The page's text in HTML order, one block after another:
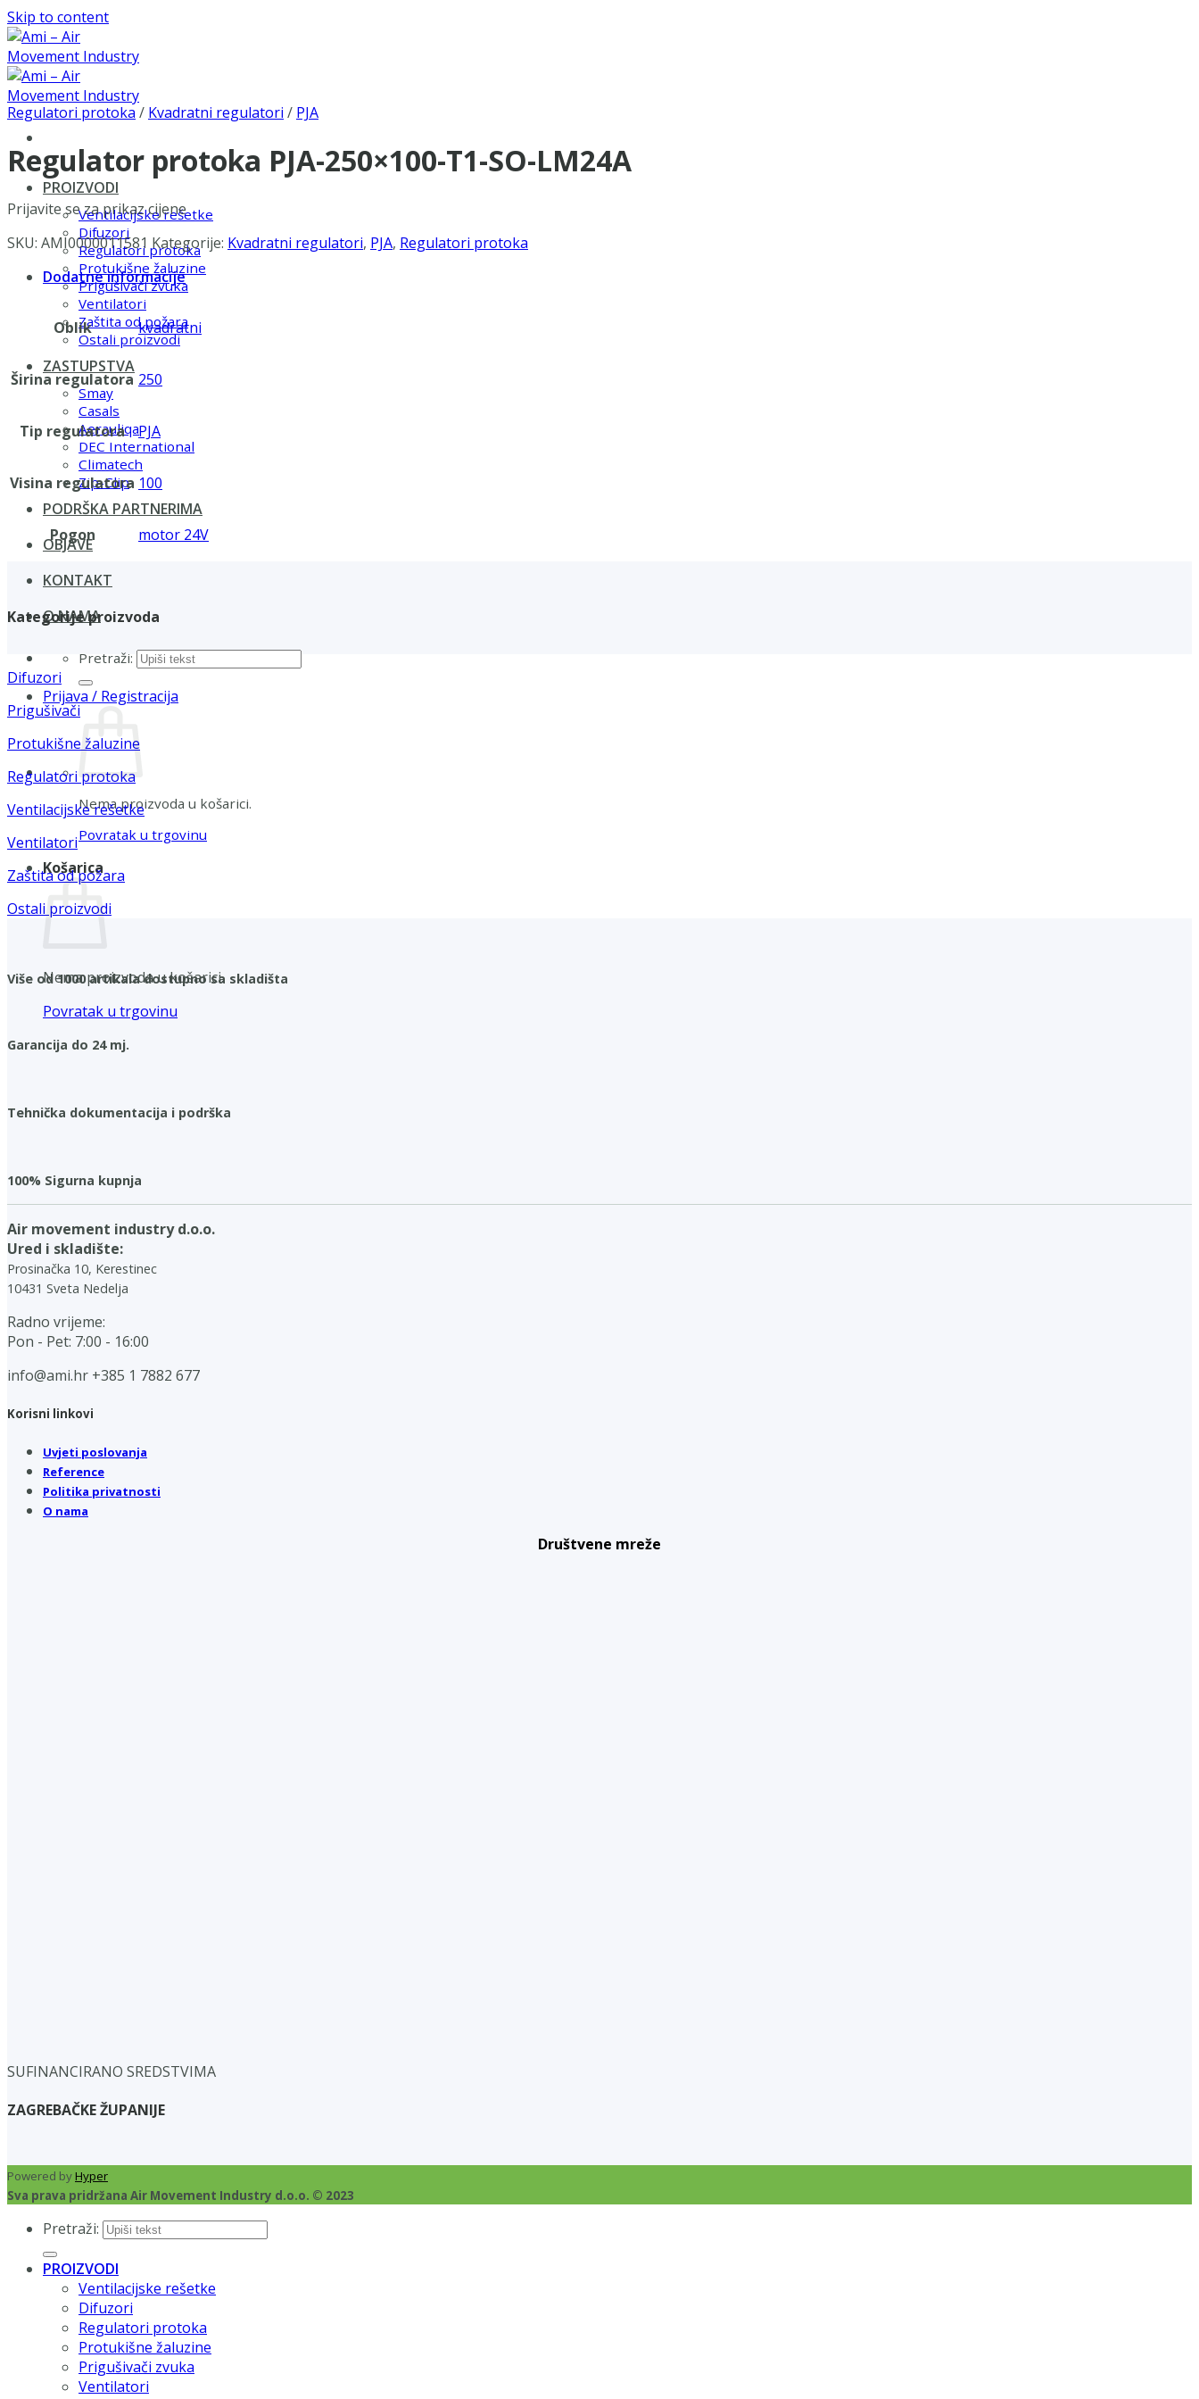
Skip to content
PROIZVODI
Ventilacijske rešetke
Difuzori
Regulatori protoka
Protukišne žaluzine
Prigušivači zvuka
Ventilatori
Zaštita od požara
Ostali proizvodi
ZASTUPSTVA
Smay
Casals
Aerauliqa
DEC International
Climatech
Zip-Clip
PODRŠKA PARTNERIMA
OBJAVE
KONTAKT
O NAMA
Pretraži:
Prijava / Registracija
Nema proizvoda u košarici.
Povratak u trgovinu
Košarica
Nema proizvoda u košarici.
Povratak u trgovinu
Regulatori protoka / Kvadratni regulatori / PJA
Regulator protoka PJA-250×100-T1-SO-LM24A
Prijavite se za prikaz cijene
SKU: AMI0000011581 Kategorije: Kvadratni regulatori, PJA, Regulatori protoka
Dodatne informacije
Oblik kvadratni
Širina regulatora 250
Tip regulatora PJA
Visina regulatora 100
Pogon motor 24V
Kategorije proizvoda
Difuzori
Prigušivači
Protukišne žaluzine
Regulatori protoka
Ventilacijske rešetke
Ventilatori
Zaštita od požara
Ostali proizvodi
Više od 1000 artikala dostupno sa skladišta
Garancija do 24 mj.
Tehnička dokumentacija i podrška
100% Sigurna kupnja
Air movement industry d.o.o.
Ured i skladište:
Prosinačka 10, Kerestinec
10431 Sveta Nedelja
Radno vrijeme:
Pon - Pet: 7:00 - 16:00
info@ami.hr +385 1 7882 677
Korisni linkovi
Uvjeti poslovanja
Reference
Politika privatnosti
O nama
Društvene mreže
SUFINANCIRANO SREDSTVIMA
ZAGREBAČKE ŽUPANIJE
Powered byHyper
Sva prava pridržana Air Movement Industry d.o.o. © 2023
Pretraži:
PROIZVODI
Ventilacijske rešetke
Difuzori
Regulatori protoka
Protukišne žaluzine
Prigušivači zvuka
Ventilatori